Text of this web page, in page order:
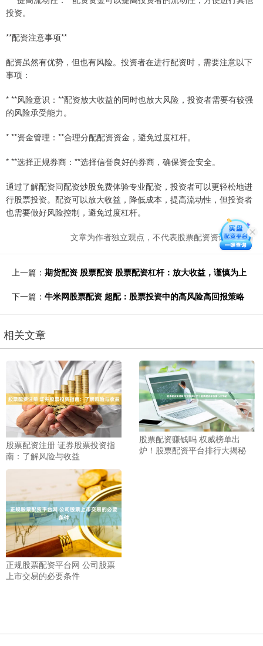
投资。
**配资注意事项**
配资虽然有优势，但也有风险。投资者在进行配资时，需要注意以下
事项：
* **风险意识：**配资放大收益的同时也放大风险，投资者需要有较强
的风险承受能力。
* **资金管理：**合理分配配资资金，避免过度杠杆。
* **选择正规券商：**选择信誉良好的券商，确保资金安全。
通过了解配资问配资炒股免费体验专业配资，投资者可以更轻松地进
行股票投资。配资可以放大收益，降低成本，提高流动性，但投资者
也需要做好风险控制，避免过度杠杆。
文章为作者独立观点，不代表股票配资资讯网观点
上一篇： 期货配资 股票配资 股票配资杠杆：放大收益，谨慎为上
下一篇： 牛米网股票配资 超配：股票投资中的高风险高回报策略
相关文章
股票配资注册 证券股票投资指
南：了解风险与收益
股票配资赚钱吗 权威榜单出
炉！股票配资平台排行大揭秘
正规股票配资平台网 公司股票
上市交易的必要条件